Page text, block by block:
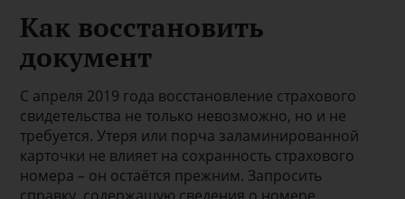
Как восстановить
документ
С апреля 2019 года восстановление страхового
свидетельства не только невозможно, но и не
требуется. Утеря или порча заламинированной
карточки не влияет на сохранность страхового
номера – он остаётся прежним. Запросить